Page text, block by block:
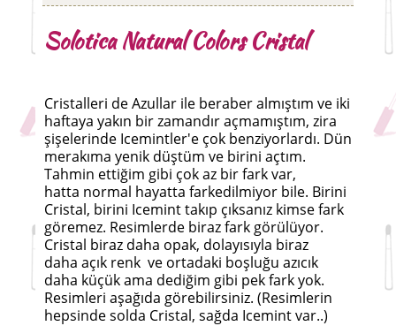
Solotica Natural Colors Cristal
Cristalleri de Azullar ile beraber almıştım ve iki
haftaya yakın bir zamandır açmamıştım, zira
şişelerinde Icemintler'e çok benziyorlardı. Dün
merakıma yenik düştüm ve birini açtım.
Tahmin ettiğim gibi çok az bir fark var,
hatta normal hayatta farkedilmiyor bile. Birini
Cristal, birini Icemint takıp çıksanız kimse fark
göremez. Resimlerde biraz fark görülüyor.
Cristal biraz daha opak, dolayısıyla biraz
daha açık renk ve ortadaki boşluğu azıcık
daha küçük ama dediğim gibi pek fark yok.
Resimleri aşağıda görebilirsiniz. (Resimlerin
hepsinde solda Cristal, sağda Icemint var..)